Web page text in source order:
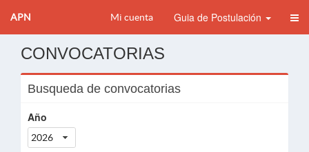
APN Mi cuenta Guia de Postulación
CONVOCATORIAS
Busqueda de convocatorias
Año
2026